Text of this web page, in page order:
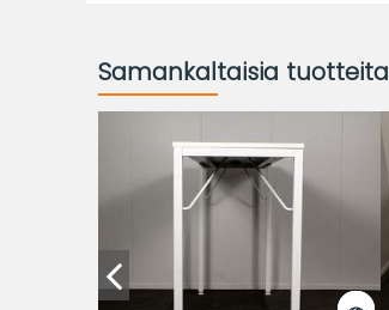
Samankaltaisia tuotteita